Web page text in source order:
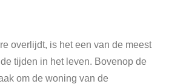
overlijdt, is het een van de meest
tijden in het leven. Bovenop de
om de woning van de